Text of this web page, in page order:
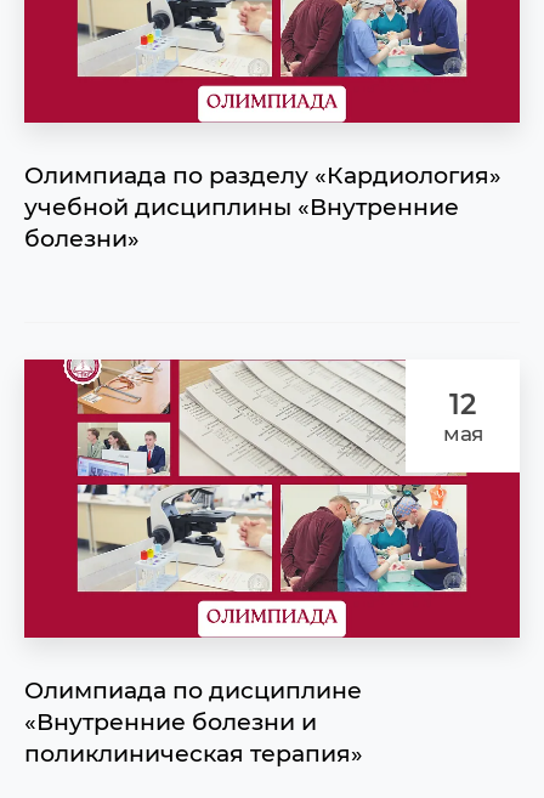
Олимпиада по разделу «Кардиология»
учебной дисциплины «Внутренние
болезни»
12
мая
Олимпиада по дисциплине
«Внутренние болезни и
поликлиническая терапия»